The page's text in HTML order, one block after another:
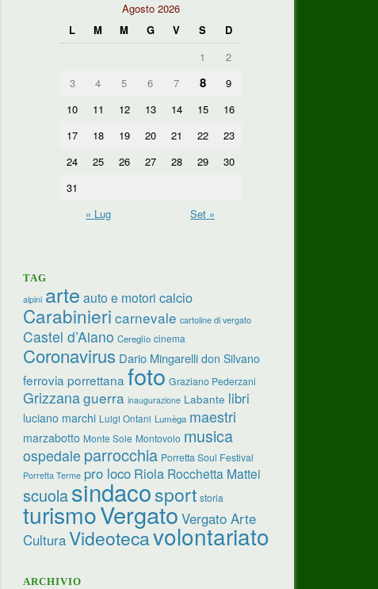
Agosto 2026
L
M M G V S
D
1
2
3
4 5 6 7 8
9
10
11 12 13 14 15
16
17
18 19 20 21 22
23
24
25 26 27 28 29
30
31
« Lug
Set »
TAG
alpini arte auto e motori calcio
Carabinieri carnevale cartoline di vergato
Castel d’Aiano Cereglio cinema
Coronavirus Dario Mingarelli don Silvano
ferrovia porrettana foto Graziano Pederzani
Grizzanaguerra inaugurazione Labante libri
luciano marchi Luigi Ontani Lumèga maestri
marzabotto Monte Sole Montovolo musica
ospedale parrocchia Porretta Soul Festival
Porretta Terme pro loco Riola Rocchetta Mattei
scuolasindacosport storia
turismoVergato Vergato Arte
CulturaVideotecavolontariato
ARCHIVIO